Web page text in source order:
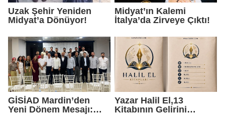
Uzak Şehir Yeniden
Midyat’a Dönüyor!
Midyat’ın Kalemi
İtalya’da Zirveye Çıktı!
GİSİAD Mardin’den
Yeni Dönem Mesajı:
Yazar Halil El,13
Kitabının Gelirini